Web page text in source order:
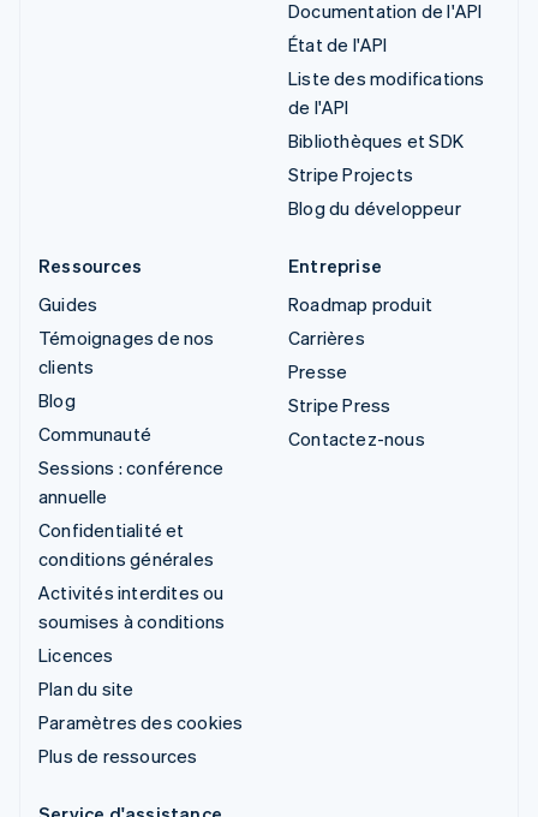
Documentation de l'API
État de l'API
Liste des modifications
de l'API
Bibliothèques et SDK
Stripe Projects
Blog du développeur
Ressources
Guides
Témoignages de nos
clients
Blog
Communauté
Sessions : conférence
annuelle
Confidentialité et
conditions générales
Activités interdites ou
soumises à conditions
Licences
Plan du site
Paramètres des cookies
Plus de ressources
Entreprise
Roadmap produit
Carrières
Presse
Stripe Press
Contactez-nous